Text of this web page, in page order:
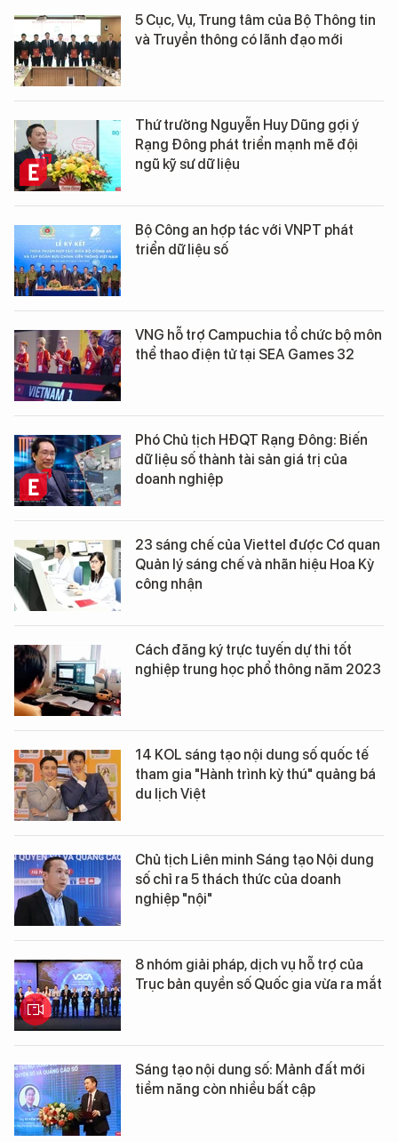
5 Cục, Vụ, Trung tâm của Bộ Thông tin
và Truyền thông có lãnh đạo mới
Thứ trưởng Nguyễn Huy Dũng gợi ý
Rạng Đông phát triển mạnh mẽ đội
ngũ kỹ sư dữ liệu
Bộ Công an hợp tác với VNPT phát
triển dữ liệu số
VNG hỗ trợ Campuchia tổ chức bộ môn
thể thao điện tử tại SEA Games 32
Phó Chủ tịch HĐQT Rạng Đông: Biến
dữ liệu số thành tài sản giá trị của
doanh nghiệp
23 sáng chế của Viettel được Cơ quan
Quản lý sáng chế và nhãn hiệu Hoa Kỳ
công nhận
Cách đăng ký trực tuyến dự thi tốt
nghiệp trung học phổ thông năm 2023
14 KOL sáng tạo nội dung số quốc tế
tham gia "Hành trình kỳ thú" quảng bá
du lịch Việt
Chủ tịch Liên minh Sáng tạo Nội dung
số chỉ ra 5 thách thức của doanh
nghiệp "nội"
8 nhóm giải pháp, dịch vụ hỗ trợ của
Trục bản quyền số Quốc gia vừa ra mắt
Sáng tạo nội dung số: Mảnh đất mới
tiềm năng còn nhiều bất cập